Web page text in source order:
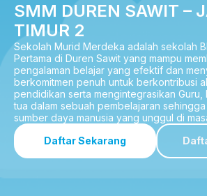
SMM DUREN SAWIT –
TIMUR 2
Sekolah Murid Merdeka adalah sekolah
Pertama di Duren Sawit yang mampu
pengalaman belajar yang efektif dan
berkomitmen penuh untuk berkontribusi
pendidikan serta mengintegrasikan Guru,
tua dalam sebuah pembelajaran
sumber daya manusia yang unggul di
Daftar Sekarang